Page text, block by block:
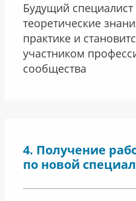
Будущий специалист
теоретические
практике и
участником
сообщества
Получение
по новой